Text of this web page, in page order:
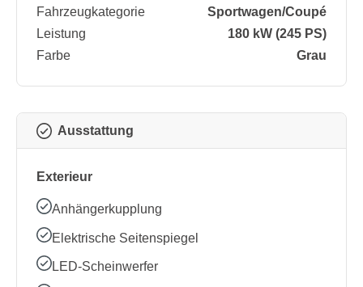
Fahrzeugkategorie
Sportwagen/​Coupé
Leistung
180 kW (245 PS)
Farbe
Grau
Ausstattung
Exterieur
Anhängerkupplung
Elektrische Seitenspiegel
LED-Scheinwerfer